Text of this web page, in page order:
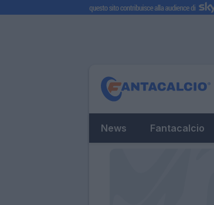
News Fantacalcio